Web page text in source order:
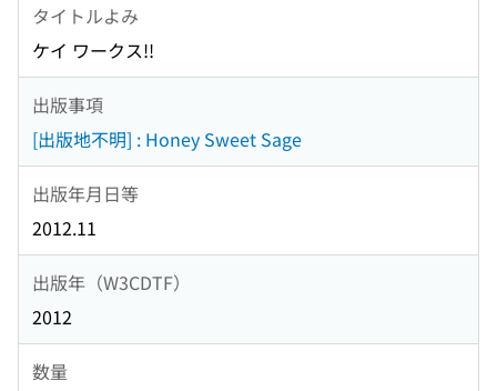
タイトルよみ
ケイ ワークス!!
出版事項
[出版地不明] : Honey Sweet Sage
出版年月日等
2012.11
出版年（W3CDTF）
2012
数量